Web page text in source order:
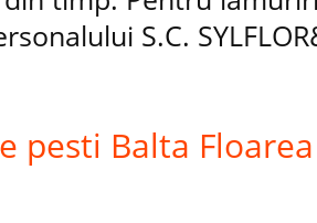
S.C.
pesti Balta